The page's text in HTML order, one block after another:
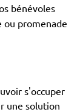
bénévoles
ou promenade
s'occuper
une solution